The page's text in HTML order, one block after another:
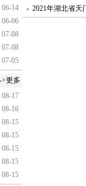
06-14
06-06
07-08
07-08
07-05
2021年湖北省天
>更多
08-17
08-16
08-15
08-15
08-15
08-15
08-15